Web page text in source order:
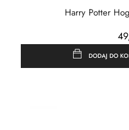
Harry Potter
DODAJ DO